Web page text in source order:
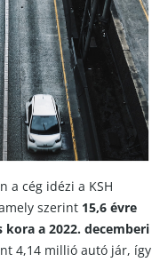
a cég idézi a KSH
szerint 15,6 évre
a 2022. decemberi
4,14 millió autó jár, így